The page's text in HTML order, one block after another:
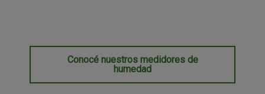
Conocé nuestros medidores de
humedad